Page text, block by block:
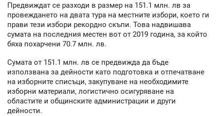
Предвиждат се разходи в размер на 151.1 млн. лв за
провеждането на двата тура на местните избори, което ги
прави тези избори рекордно скъпи. Това надвишава
сумата на последния местен вот от 2019 година, за който
бяха похарчени 70.7 млн. лв.
Сумата от 151.1 млн. лв се предвижда да бъде
използвана за дейности като подготовка и отпечатване
на изборните списъци, закупуване на необходимите
изборни материали, логистично осигуряване на
областите и общинските администрации и други
дейности.